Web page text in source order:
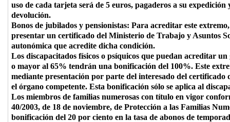
uso de cada tarjeta será de 5 euros, pagaderos a su expedición
devolución.
Bonos de jubilados y pensionistas: Para acreditar este
presentar un certificado del Ministerio de Trabajo y Asuntos
autonómica que acredite dicha condición.
Los discapacitados físicos o psíquicos que puedan acreditar
o mayor al 65% tendrán una bonificación del 100%. Este
mediante presentación por parte del interesado del certificado
el órgano competente. Esta bonificación sólo se aplica al
Los miembros de familias numerosas con título en vigor
40/2003, de 18 de noviembre, de Protección a las Familias
bonificación del 20 por ciento en la tasa de abonos de